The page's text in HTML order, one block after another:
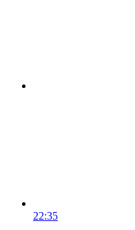
22:35